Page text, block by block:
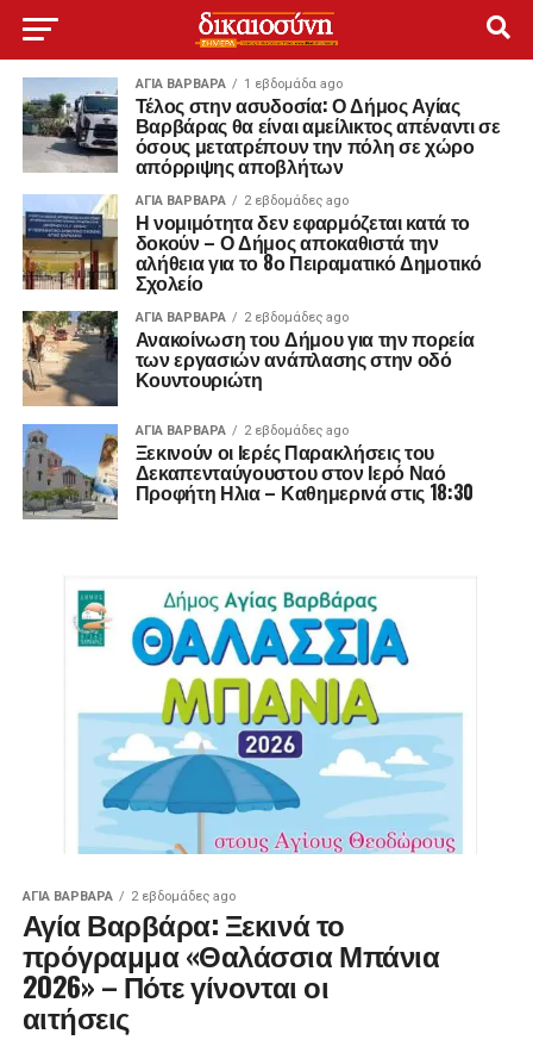
ΑΓΙΑ ΒΑΡΒΑΡΑ 1 εβδομάδα ago
Τέλος στην ασυδοσία: Ο Δήμος Αγίας
Βαρβάρας θα είναι αμείλικτος απέναντι σε
όσους μετατρέπουν την πόλη σε χώρο
απόρριψης αποβλήτων
ΑΓΙΑ ΒΑΡΒΑΡΑ 2 εβδομάδες ago
Η νομιμότητα δεν εφαρμόζεται κατά το
δοκούν – Ο Δήμος αποκαθιστά την
αλήθεια για το 8ο Πειραματικό Δημοτικό
Σχολείο
ΑΓΙΑ ΒΑΡΒΑΡΑ 2 εβδομάδες ago
Ανακοίνωση του Δήμου για την πορεία
των εργασιών ανάπλασης στην οδό
Κουντουριώτη
ΑΓΙΑ ΒΑΡΒΑΡΑ 2 εβδομάδες ago
Ξεκινούν οι Ιερές Παρακλήσεις του
Δεκαπενταύγουστου στον Ιερό Ναό
Προφήτη Ηλια – Καθημερινά στις 18:30
ΑΓΙΑ ΒΑΡΒΑΡΑ 2 εβδομάδες ago
Αγία Βαρβάρα: Ξεκινά το
πρόγραμμα «Θαλάσσια Μπάνια
2026» – Πότε γίνονται οι
αιτήσεις